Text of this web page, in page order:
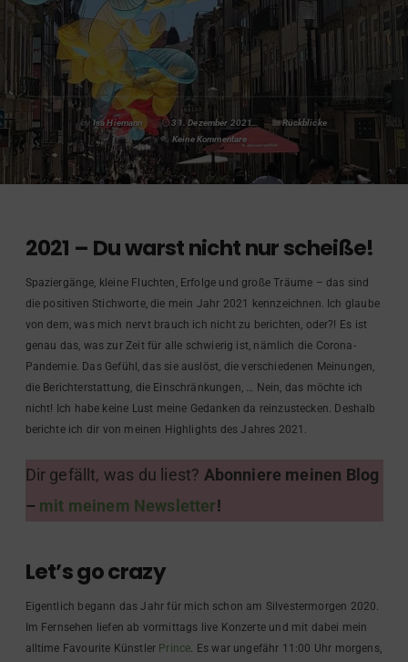
byIsa Hiemann 31. Dezember 2021
Rückblicke
Keine Kommentare
2021 – Du warst nicht nur scheiße!
Spaziergänge, kleine Fluchten, Erfolge und große Träume – das sind
die positiven Stichworte, die mein Jahr 2021 kennzeichnen. Ich glaube
von dem, was mich nervt brauch ich nicht zu berichten, oder?! Es ist
genau das, was zur Zeit für alle schwierig ist, nämlich die Corona-
Pandemie. Das Gefühl, das sie auslöst, die verschiedenen Meinungen,
die Berichterstattung, die Einschränkungen, … Nein, das möchte ich
nicht! Ich habe keine Lust meine Gedanken da reinzustecken. Deshalb
berichte ich dir von meinen Highlights des Jahres 2021.
Dir gefällt, was du liest? Abonniere meinen Blog
– mit meinem Newsletter!
Let’s go crazy
Eigentlich begann das Jahr für mich schon am Silvestermorgen 2020.
Im Fernsehen liefen ab vormittags live Konzerte und mit dabei mein
alltime Favourite Künstler Prince. Es war ungefähr 11:00 Uhr morgens,